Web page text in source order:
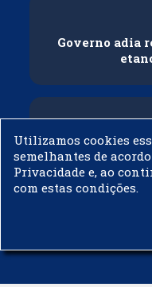
Governo adia
CNPE veda
Utilizamos cookies
semelhantes de
Privacidade e, ao
com estas condições.